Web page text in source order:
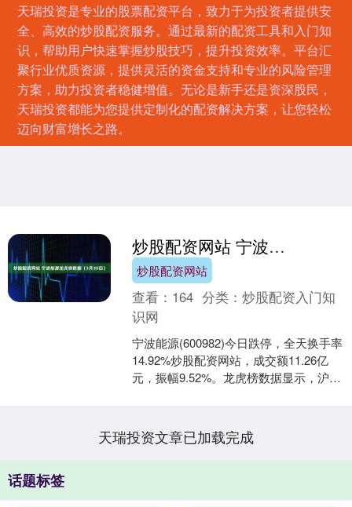
天瑞投资是专业的股票配资平台，致力于为投资者提供安
全、高效的炒股配资服务。通过最新的配资工具和入门知
识，帮助用户快速掌握炒股技巧，提升投资效率。平台汇
聚行业优质资源，提供灵活的资金支持和专业的风险管理
方案，助力投资者稳健增值。无论是新手还是资深股民，
天瑞投资都能为您提供定制化的配资解决方案，让您轻松
迈向财富增长之路。
炒股配资网站 宁波能源龙虎榜数据（3月30日）
炒股配资网站
查看： 164 分类：炒股配资入门知
识网
宁波能源(600982)今日跌停，全天换手率
14.92%炒股配资网站，成交额11.26亿
元，振幅9.52%。龙虎榜数据显示，沪股
天瑞投资文章已加载完成
话题标签